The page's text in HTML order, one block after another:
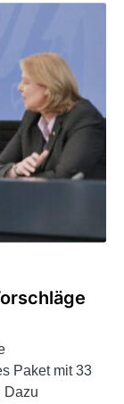
Paket mit 33
Dazu